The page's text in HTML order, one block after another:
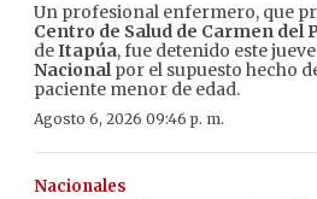
Un profesional enfermero, que
Centro de Salud de Carmen del
deItapúa, fue detenido este
Nacionalpor el supuesto hecho
paciente menor de edad.
Agosto 6, 2026 09:46 p. m.
Nacionales